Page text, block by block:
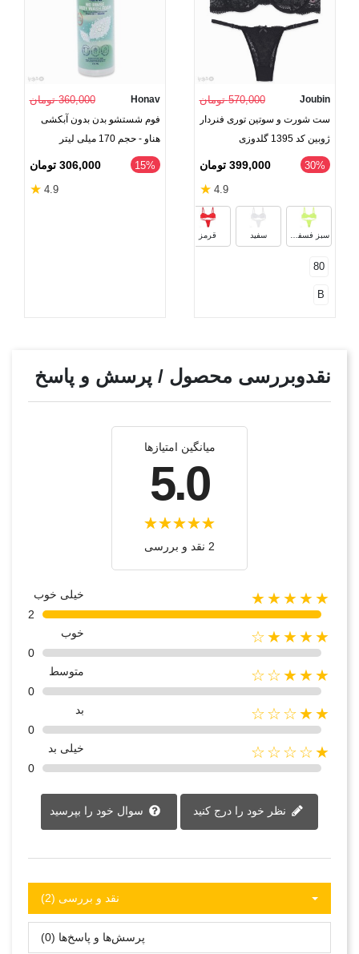
Joubin 570,000 تومان
ست شورت و سوتین توری فنردار
ژوبین کد 1395 گلدوزی
‎30% 399,000 تومان
4.9
★
سبز فسفری سفید قرمز
80
B
Honav 360,000 تومان
فوم شستشو بدن بدون آبکشی
هناو - حجم 170 میلی لیتر
‎15% 306,000 تومان
4.9
★
نقدوبررسی محصول / پرسش و پاسخ
میانگین امتیازها
5.0
2 نقد و بررسی‌‌
★★★★★
خیلی خوب
2
★★★★☆
خوب
0
★★★☆☆
متوسط
0
★★☆☆☆
بد
0
★☆☆☆☆
خیلی بد
0
سوال خود را بپرسید
نقد و بررسی‌‌ (2)
پرسش‌ها و پاسخ‌ها (0)